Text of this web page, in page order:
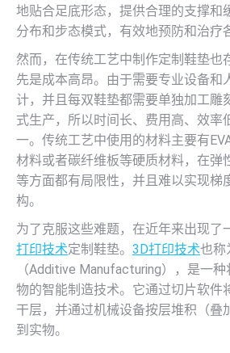
地贴合足底形态，提供合理的支撑和
分布和步态模式，有效地预防和治疗
然而，在传统工艺中制作定制鞋垫也
先是成本高昂。由于需要专业设备和
计，并且每双鞋垫都需要单独加工雕
式生产，所以时间长、费用高、效率
一。传统工艺中使用的材料主要有
材料或者碳纤维板等硬质材料，在弹
等方面都有局限性，并且难以实现梯
构。
为了克服这些难题，在近年来出现
打印技术定制鞋垫。 3D打印技术也称
（Additive Manufacturing），是一
物的智能制造技术。它通过切片软件
干层，并通过机械设备按层堆积（叠
到实物。